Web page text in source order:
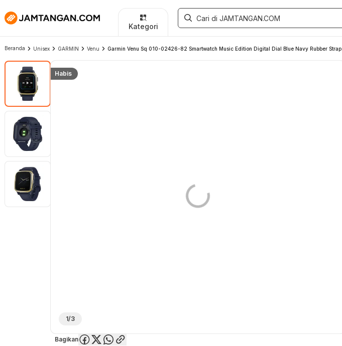
Kategori
Beranda Unisex GARMIN Venu Garmin Venu Sq 010-02426-82 Smartwatch Music Edition Digital Dial Blue Navy Rubber Strap
Habis
1/3
Bagikan